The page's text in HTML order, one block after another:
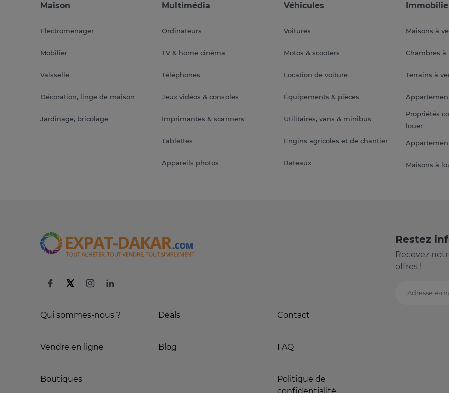
Maison
Electromenager
Mobilier
Vaisselle
Décoration, linge de maison
Jardinage, bricolage
Multimédia
Ordinateurs
TV & home cinéma
Téléphones
Jeux vidéos & consoles
Imprimantes & scanners
Tablettes
Appareils photos
Véhicules
Voitures
Motos & scooters
Location de voiture
Équipements & pièces
Utilitaires, vans & minibus
Engins agricoles et de chantier
Bateaux
Maisons à
Chambres à
Terrains à
Propriétés
louer
Maisons à
Qui sommes-nous ?
Vendre en ligne
Boutiques
Deals
Blog
Contact
FAQ
Politique de
Restez
Recevez
offres !
Adresse e-